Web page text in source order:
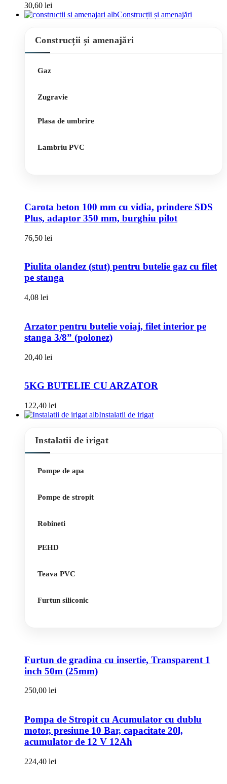
30,60 lei
Construcții și amenajări
Construcții și amenajări
Gaz
Zugravie
Plasa de umbrire
Lambriu PVC
Carota beton 100 mm cu vidia, prindere SDS
Plus, adaptor 350 mm, burghiu pilot
76,50 lei
Piulita olandez (stut) pentru butelie gaz cu filet
pe stanga
4,08 lei
Arzator pentru butelie voiaj, filet interior pe
stanga 3/8” (polonez)
20,40 lei
5KG BUTELIE CU ARZATOR
122,40 lei
Instalatii de irigat
Instalatii de irigat
Pompe de apa
Pompe de stropit
Robineti
PEHD
Teava PVC
Furtun siliconic
Furtun de gradina cu insertie, Transparent 1
inch 50m (25mm)
250,00 lei
Pompa de Stropit cu Acumulator cu dublu
motor, presiune 10 Bar, capacitate 20l,
acumulator de 12 V 12Ah
224,40 lei